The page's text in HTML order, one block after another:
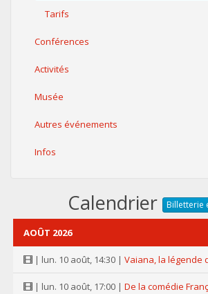
Tarifs
Conférences
Activités
Musée
Autres événements
Infos
Calendrier Billetterie
AOÛT 2026
| lun. 10 août, 14:30 | Vaiana, la légende
| lun. 10 août, 17:00 | De la comédie